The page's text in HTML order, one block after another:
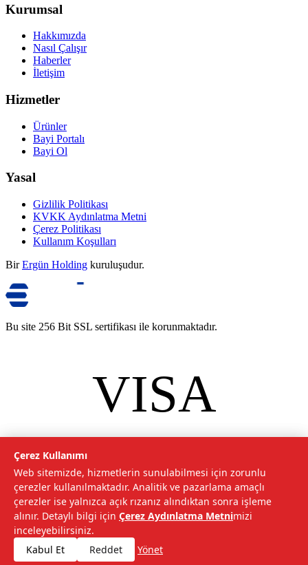
Kurumsal
Hakkımızda
Nasıl Çalışır
Haberler
İletişim
Hizmetler
Ürünler
Bayi Portalı
Bayi Ol
Yasal
Gizlilik Politikası
KVKK Aydınlatma Metni
Çerez Politikası
Kullanım Koşulları
Bir Ergün Holding kuruluşudur.
Bu site 256 Bit SSL sertifikası ile korunmaktadır.
VISA
mastercard
2026Tarımcom Tarım ve Teknoloji A.Ş. Tüm hakları saklıdır.